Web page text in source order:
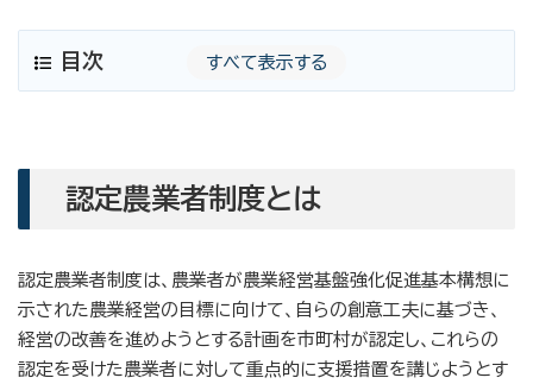
目次 すべて表示する
認定農業者制度とは
認定農業者制度は、農業者が農業経営基盤強化促進基本構想に
示された農業経営の目標に向けて、自らの創意工夫に基づき、
経営の改善を進めようとする計画を市町村が認定し、これらの
認定を受けた農業者に対して重点的に支援措置を講じようとす